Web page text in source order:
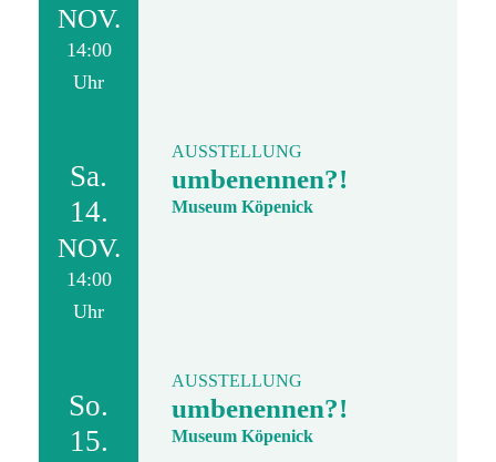
NOV.
14:00
Uhr
Sa.
14.
NOV.
14:00
Uhr
AUSSTELLUNG
umbenennen?!
Museum Köpenick
So.
15.
AUSSTELLUNG
umbenennen?!
Museum Köpenick